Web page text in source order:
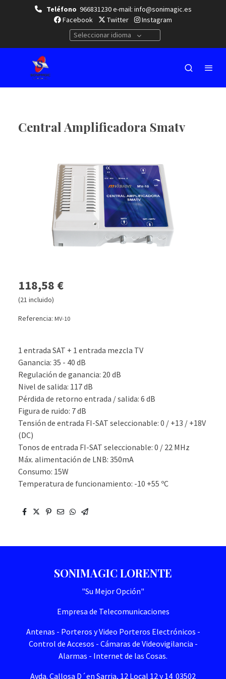
Teléfono 966831230 e-mail: info@sonimagic.es
Facebook
Twitter
Instagram
Seleccionar idioma
Central Amplificadora Smatv
118,58 €
(21 incluido)
Referencia: MV-10
1 entrada SAT + 1 entrada mezcla TV
Ganancia: 35 - 40 dB
Regulación de ganancia: 20 dB
Nivel de salida: 117 dB
Pérdida de retorno entrada / salida: 6 dB
Figura de ruido: 7 dB
Tensión de entrada FI-SAT seleccionable: 0 / +13 / +18V
(DC)
Tonos de entrada FI-SAT seleccionable: 0 / 22 MHz
Máx. alimentación de LNB: 350mA
Consumo: 15W
Temperatura de funcionamiento: -10 +55 ºC
SONIMAGIC LORENTE
"Su Mejor Opción"
Empresa de Telecomunicaciones
Antenas - Porteros y Video Porteros Electrónicos -
Control de Accesos - Cámaras de Videovigilancia -
Alarmas - Internet de las Cosas.
Avda. Callosa D´en Sarria, 12 Local 12 y 14 03502